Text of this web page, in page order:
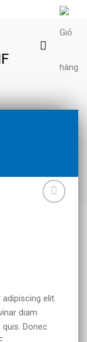
elit.
diam
Donec